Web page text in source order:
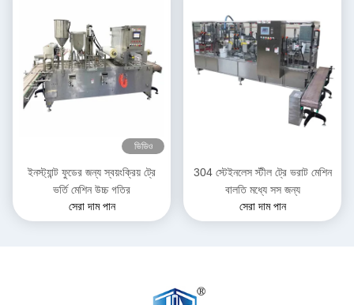
ভিডিও
ইনস্ট্যান্ট ফুডের জন্য স্বয়ংক্রিয় ট্রে
ভর্তি মেশিন উচ্চ গতির
সেরা দাম পান
304 স্টেইনলেস স্টীল ট্রে ভরাট মেশিন
বালতি মধ্যে সস জন্য
সেরা দাম পান